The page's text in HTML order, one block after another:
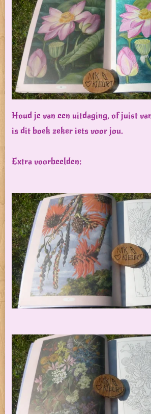
Houd je van een uitdaging, of juist
is dit boek zeker iets voor jou.
Extra voorbeelden: